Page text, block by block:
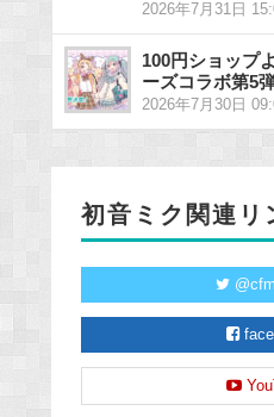
2026年7月31日
100円ショップ
ーズコラボ第5
2026年7月30日
初音ミク関連リ